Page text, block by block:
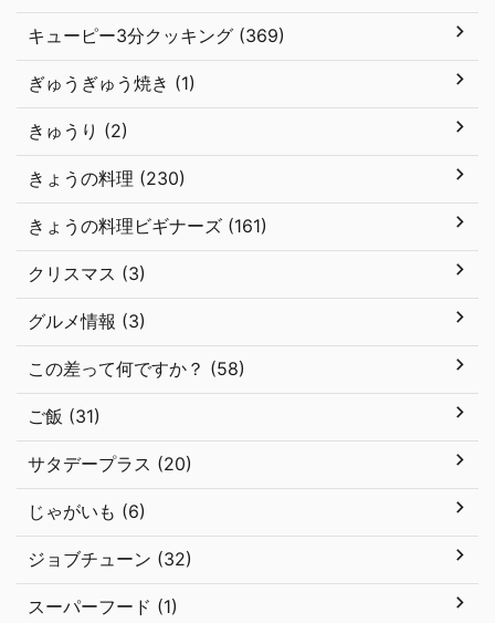
キューピー3分クッキング (369)
ぎゅうぎゅう焼き (1)
きゅうり (2)
きょうの料理 (230)
きょうの料理ビギナーズ (161)
クリスマス (3)
グルメ情報 (3)
この差って何ですか？ (58)
ご飯 (31)
サタデープラス (20)
じゃがいも (6)
ジョブチューン (32)
スーパーフード (1)